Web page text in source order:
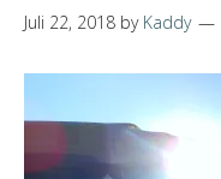
Juli 22, 2018 by Kaddy